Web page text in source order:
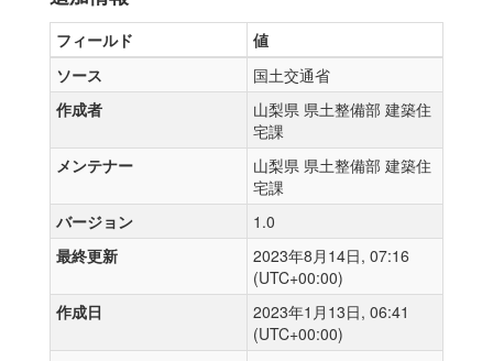
フィールド
値
ソース
国土交通省
作成者
山梨県 県土整備部 建築住
宅課
メンテナー
山梨県 県土整備部 建築住
宅課
バージョン
1.0
最終更新
2023年8月14日, 07:16
(UTC+00:00)
作成日
2023年1月13日, 06:41
(UTC+00:00)